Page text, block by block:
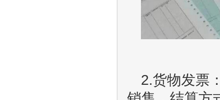
2.货物发票